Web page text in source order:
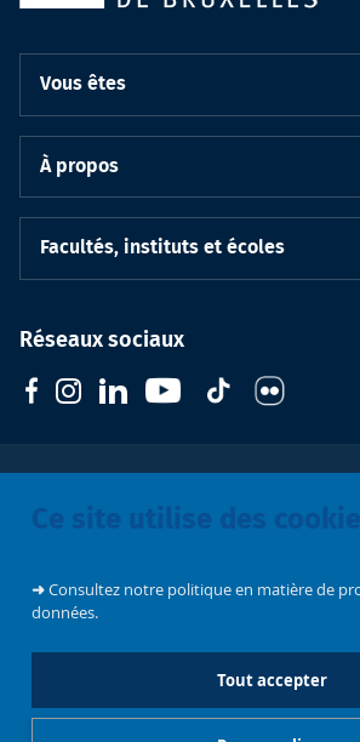
Ce site utilise des
➜Consultez notre politique en matière de
données.
Tout accepter
Vous êtes
À propos
Facultés, instituts et écoles
Réseaux sociaux
Charte de modération - Réseaux sociaux